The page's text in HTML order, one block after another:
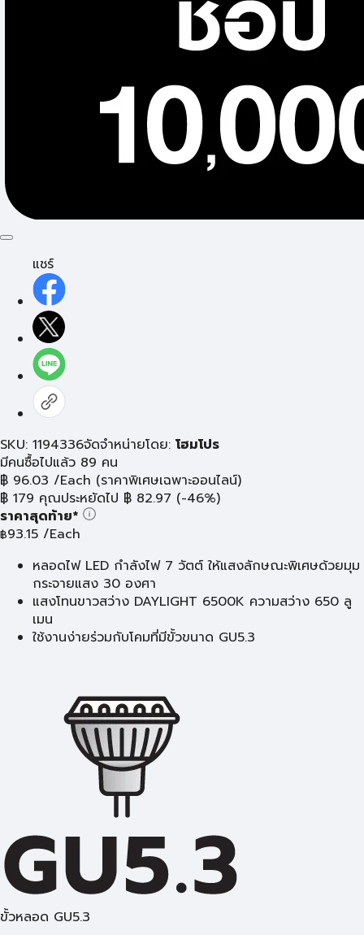
แชร์
SKU: 1194336จัดจำหน่ายโดย: โฮมโปร
มีคนซื้อไปแล้ว 89 คน
฿ 96.03 /Each (ราคาพิเศษเฉพาะออนไลน์)
฿ 179 คุณประหยัดไป ฿ 82.97 (-46%)
ราคาสุดท้าย*
฿93.15 /Each
หลอดไฟ LED กำลังไฟ 7 วัตต์ ให้แสงลักษณะพิเศษด้วยมุม
กระจายแสง 30 องศา
แสงโทนขาวสว่าง DAYLIGHT 6500K ความสว่าง 650 ลู
เมน
ใช้งานง่ายร่วมกับโคมที่มีขั้วขนาด GU5.3
ขั้วหลอด GU5.3